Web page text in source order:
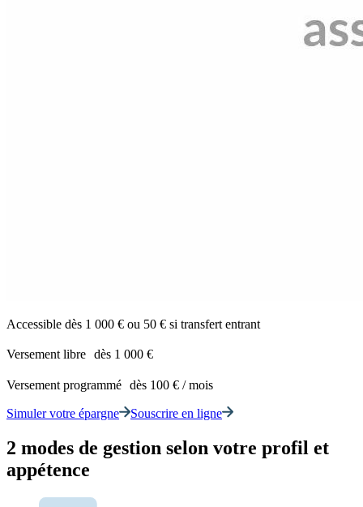
Accessible dès 1 000 € ou 50 € si transfert entrant
Versement libre dès 1 000 €
Versement programmé dès 100 € / mois
Simuler votre épargne Souscrire en ligne
2 modes de gestion selon votre profil et
appétence